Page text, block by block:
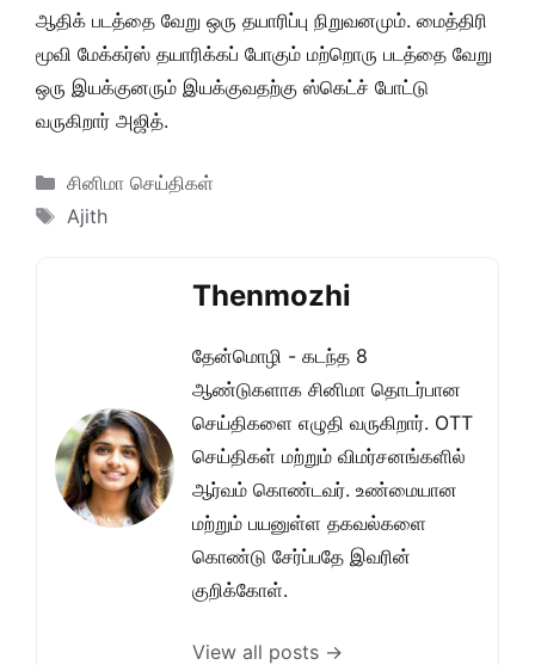
ஆதிக் படத்தை வேறு ஒரு தயாரிப்பு நிறுவனமும். மைத்திரி
மூவி மேக்கர்ஸ் தயாரிக்கப் போகும் மற்றொரு படத்தை வேறு
ஒரு இயக்குனரும் இயக்குவதற்கு ஸ்கெட்ச் போட்டு
வருகிறார் அஜித்.
Categories
சினிமா செய்திகள்
Tags
Ajith
Thenmozhi
தேன்மொழி - கடந்த 8
ஆண்டுகளாக சினிமா தொடர்பான
செய்திகளை எழுதி வருகிறார். OTT
செய்திகள் மற்றும் விமர்சனங்களில்
ஆர்வம் கொண்டவர். உண்மையான
மற்றும் பயனுள்ள தகவல்களை
கொண்டு சேர்ப்பதே இவரின்
குறிக்கோள்.
View all posts →